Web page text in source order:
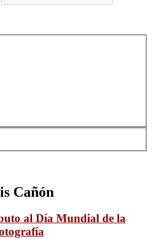
Cañón
al Día Mundial de la